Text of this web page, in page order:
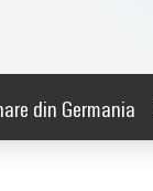
din Germania